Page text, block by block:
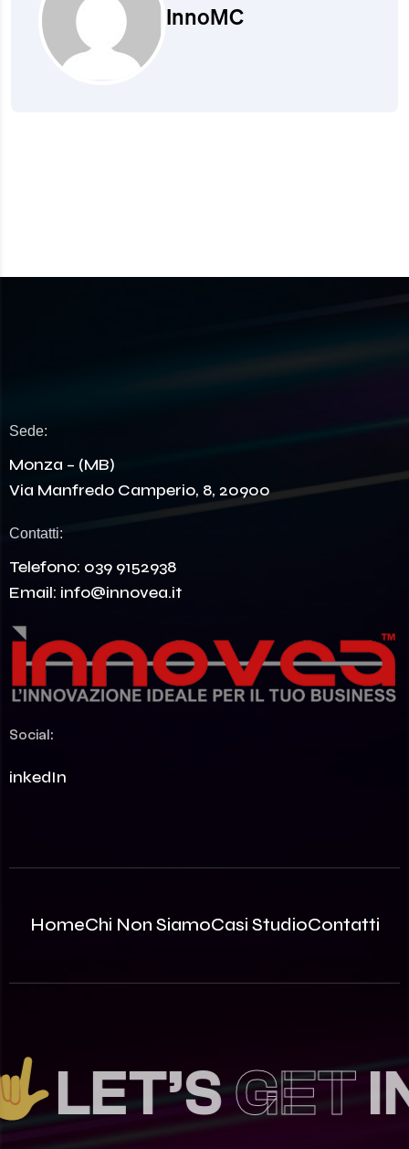
InnoMC
Sede:
Monza – (MB)
Via Manfredo Camperio, 8, 20900
Contatti:
Telefono: 039 9152938
Email: info@innovea.it
Social:
LinkedIn
HomeChi Non SiamoCasi StudioContatti
LET’SGET